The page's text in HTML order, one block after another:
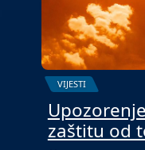
VIJESTI
zaštitu od